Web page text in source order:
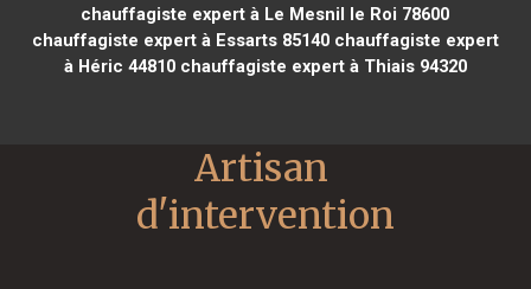
chauffagiste expert à Le Mesnil le Roi 78600
chauffagiste expert à Essarts 85140chauffagiste expert
à Héric 44810chauffagiste expert à Thiais 94320
Artisan
d'intervention